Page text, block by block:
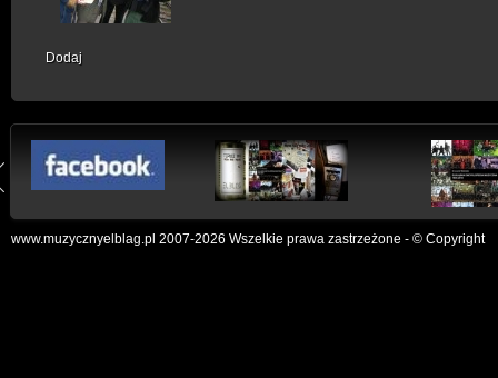
Dodaj
www.muzycznyelblag.pl 2007-2026 Wszelkie prawa zastrzeżone - © Copyright